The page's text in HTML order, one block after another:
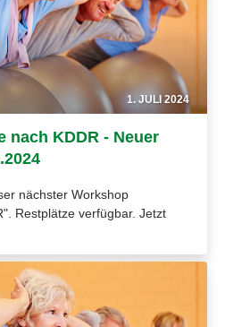
1. JULI 2024
nach KDDR - Neuer
nächster Workshop
Restplätze verfügbar. Jetzt